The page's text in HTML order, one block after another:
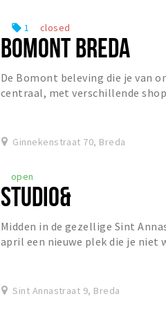
local_offer 1 closed
BOMONT BREDA
De Bomont beleving die je van
centraal, met verschillende
Ginnekenstraat 70, Breda
open
STUDIO&
Midden in de gezellige Sint
april een nieuwe plek die je niet
Sint Annastraat 9, Breda